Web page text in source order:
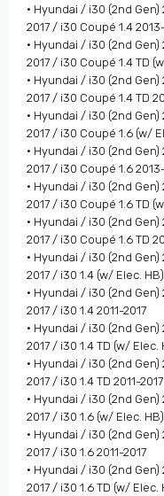
• Hyundai / i30 (2nd Gen)
2017 / i30 Coupé 1.4
• Hyundai / i30 (2nd Gen)
2017 / i30 Coupé 1.4 TD
• Hyundai / i30 (2nd Gen)
2017 / i30 Coupé 1.4 TD
• Hyundai / i30 (2nd Gen)
2017 / i30 Coupé 1.6 (w/
• Hyundai / i30 (2nd Gen)
2017 / i30 Coupé 1.6
• Hyundai / i30 (2nd Gen)
2017 / i30 Coupé 1.6 TD
• Hyundai / i30 (2nd Gen)
2017 / i30 Coupé 1.6 TD
• Hyundai / i30 (2nd Gen)
2017 / i30 1.4 (w/ Elec. HB)
• Hyundai / i30 (2nd Gen)
2017 / i30 1.4 2011-2017
• Hyundai / i30 (2nd Gen)
2017 / i30 1.4 TD (w/ Elec.
• Hyundai / i30 (2nd Gen)
2017 / i30 1.4 TD 2011-2017
• Hyundai / i30 (2nd Gen)
2017 / i30 1.6 (w/ Elec. HB)
• Hyundai / i30 (2nd Gen)
2017 / i30 1.6 2011-2017
• Hyundai / i30 (2nd Gen)
2017 / i30 1.6 TD (w/ Elec.